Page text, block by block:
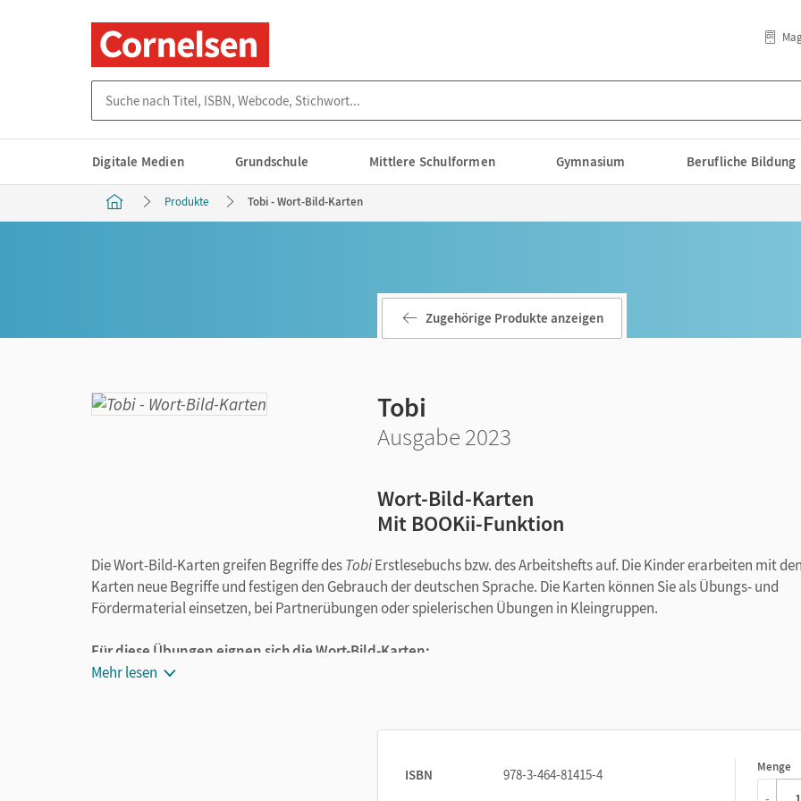
Digitale Medien Grundschule Mittlere Schulformen Gymnasium Berufliche Bildung
Produkte Tobi - Wort-Bild-Karten
Zugehörige Produkte anzeigen
Tobi
Ausgabe 2023
Wort-Bild-Karten
Mit BOOKii-Funktion
Die Wort-Bild-Karten greifen Begriffe desTobiErstlesebuchs bzw. des Arbeitshefts auf. Die Kinder erarbeiten mit den
Karten neue Begriffe und festigen den Gebrauch der deutschen Sprache. Die Karten können Sie als Übungs- und
Fördermaterial einsetzen, bei Partnerübungen oder spielerischen Übungen in Kleingruppen.
Für diese Übungen eignen sich die Wort-Bild-Karten:
Mehr lesen
ISBN
978-3-464-81415-4
Menge
1